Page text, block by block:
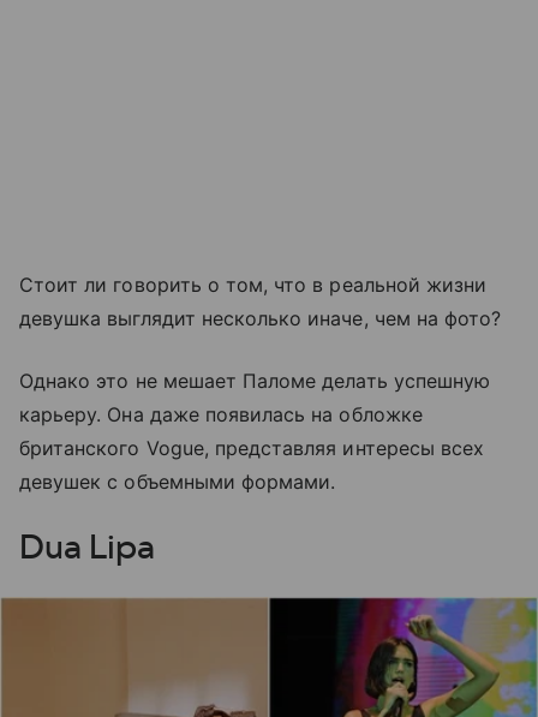
Стоит ли говорить о том, что в реальной жизни
девушка выглядит несколько иначе, чем на фото?
Однако это не мешает Паломе делать успешную
карьеру. Она даже появилась на обложке
британского Vogue, представляя интересы всех
девушек с объемными формами.
Dua Lipa